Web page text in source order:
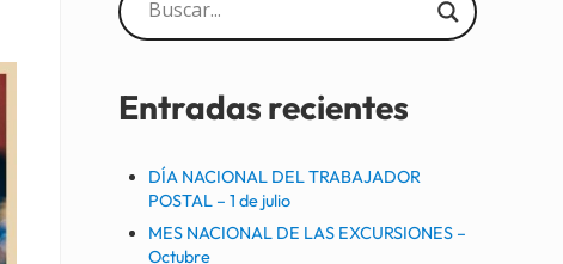
Sidebar
Entradas recientes
DÍA NACIONAL DEL TRABAJADOR
POSTAL – 1 de julio
MES NACIONAL DE LAS EXCURSIONES –
Octubre